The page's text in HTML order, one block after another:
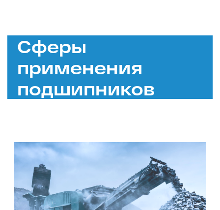
Сферы
применения
подшипников